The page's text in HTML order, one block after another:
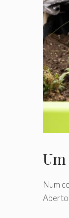
Num
Aberto